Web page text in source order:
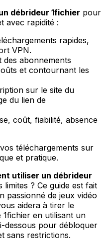
débrideur 1fichier pour
avec rapidité :
rapides,
VPN.
des abonnements
et contournant les
sur le site du
du lien de
coût, fiabilité, absence
téléchargements sur
et pratique.
utiliser un débrideur
? Ce guide est fait
passionné de jeux vidéo
aidera à tirer le
en utilisant un
dessous pour débloquer
sans restrictions.